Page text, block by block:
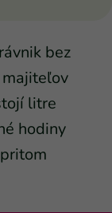
bez
litre
hodiny